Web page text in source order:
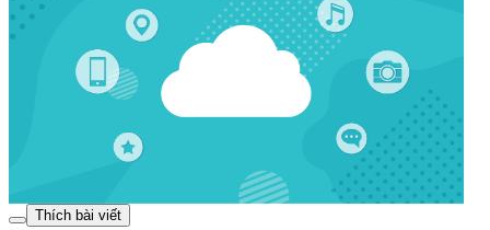
Thích bài viết